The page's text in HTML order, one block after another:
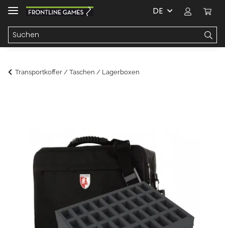
DE
Transportkoffer / Taschen / Lagerboxen